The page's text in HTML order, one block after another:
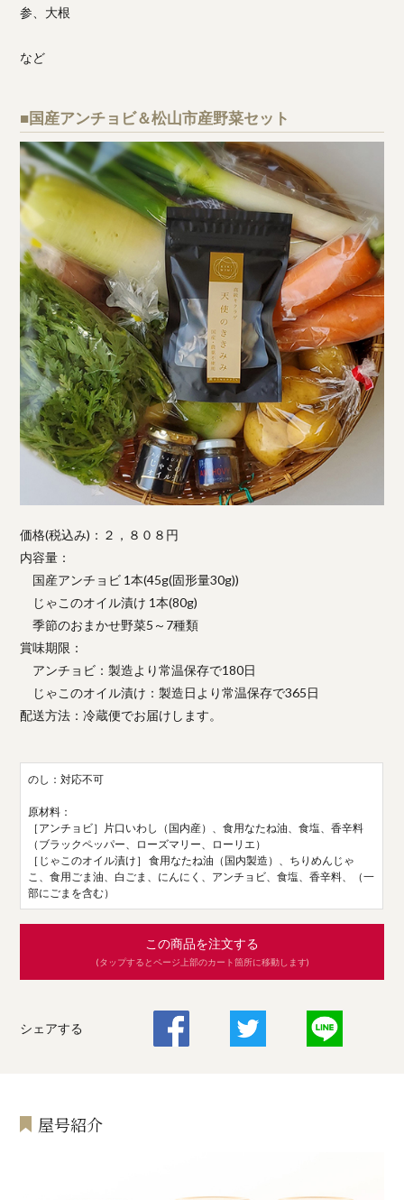
参、大根
など
■国産アンチョビ＆松山市産野菜セット
価格(税込み)：２，８０８円
内容量：
国産アンチョビ 1本(45g(固形量30g))
じゃこのオイル漬け 1本(80g)
季節のおまかせ野菜5～7種類
賞味期限：
アンチョビ：製造より常温保存で180日
じゃこのオイル漬け：製造日より常温保存で365日
配送方法：冷蔵便でお届けします。
のし：対応不可
原材料：
［アンチョビ］片口いわし（国内産）、食用なたね油、食塩、香辛料
（ブラックペッパー、ローズマリー、ローリエ）
［じゃこのオイル漬け］ 食用なたね油（国内製造）、ちりめんじゃ
こ、食用ごま油、白ごま、にんにく、アンチョビ、食塩、香辛料、（一
部にごまを含む）
この商品を注文する
(タップするとページ上部のカート箇所に移動します)
シェアする
屋号紹介